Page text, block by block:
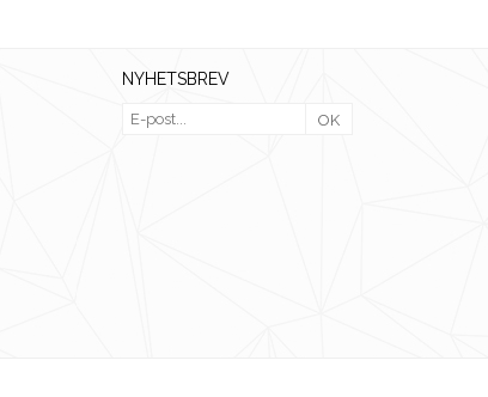
NYHETSBREV
OK